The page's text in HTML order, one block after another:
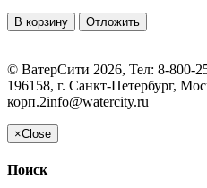
В корзину Отложить
© ВатерСити 2026, Тел: 8-800-
196158, г. Санкт-Петербург,
корп.2info@watercity.ru
×Close
Поиск